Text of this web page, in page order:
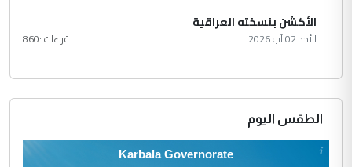
الأكشن بنسخته العراقية
الأحد 02 آب 2026 قراءات :860
الطقس اليوم
Karbala Governorate